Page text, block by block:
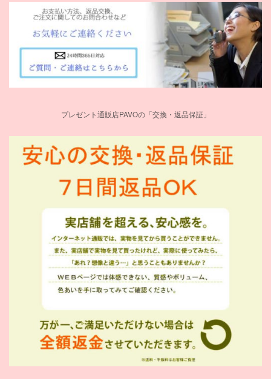
プレゼント通販店PAVOの「交換・返品保証」